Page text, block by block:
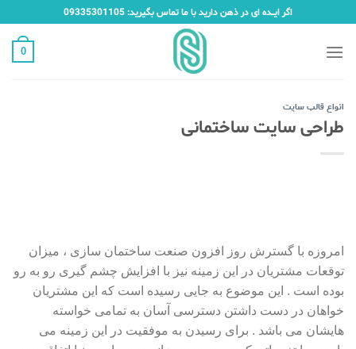
content
اگر ایـــده ای در ذهن دارید با ما تماس بگیرید: 09335301105
0
انواع قالب سایت
طراحی سایت ساختمانی
امروزه با گسترش روز افزون صنعت ساختمان سازی ، میزان
توقعات مشتریان در این زمینه نیز با افزایش چشم گیری رو به رو
بوده است . این موضوع به جایی رسیده است که این مشتریان
خواهان در دست داشتن دسترسی آسان به تمامی خواسته
هایشان می باشد . برای رسیدن به موفقیت در این زمینه می